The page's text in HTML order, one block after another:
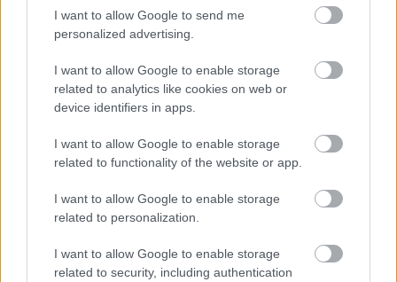
I want to allow Google to send me
personalized advertising.
I want to allow Google to enable storage
related to analytics like cookies on web or
device identifiers in apps.
I want to allow Google to enable storage
related to functionality of the website or app.
I want to allow Google to enable storage
related to personalization.
I want to allow Google to enable storage
related to security, including authentication
Šikovný trik, ako opraviť uvoľnené dlaždice a
odstrániť